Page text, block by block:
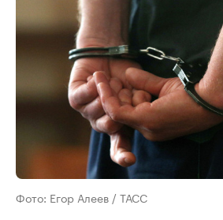
Фото: Егор Алеев / ТАСС